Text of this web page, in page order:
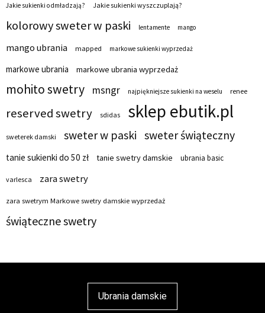
Jakie sukienki odmładzają? Jakie sukienki wyszczuplają?
kolorowy sweter w paski lentamente mango
mango ubrania mapped markowe sukienki wyprzedaż
markowe ubrania markowe ubrania wyprzedaż
mohito swetry msngr najpiękniejsze sukienki na weselu renee
reserved swetry sdidas sklep ebutik.pl
sweterek damski sweter w paski sweter świąteczny
tanie sukienki do 50 zł tanie swetry damskie ubrania basic
varlesca zara swetry
zara swetrym Markowe swetry damskie wyprzedaż
świąteczne swetry
Ubrania damskie